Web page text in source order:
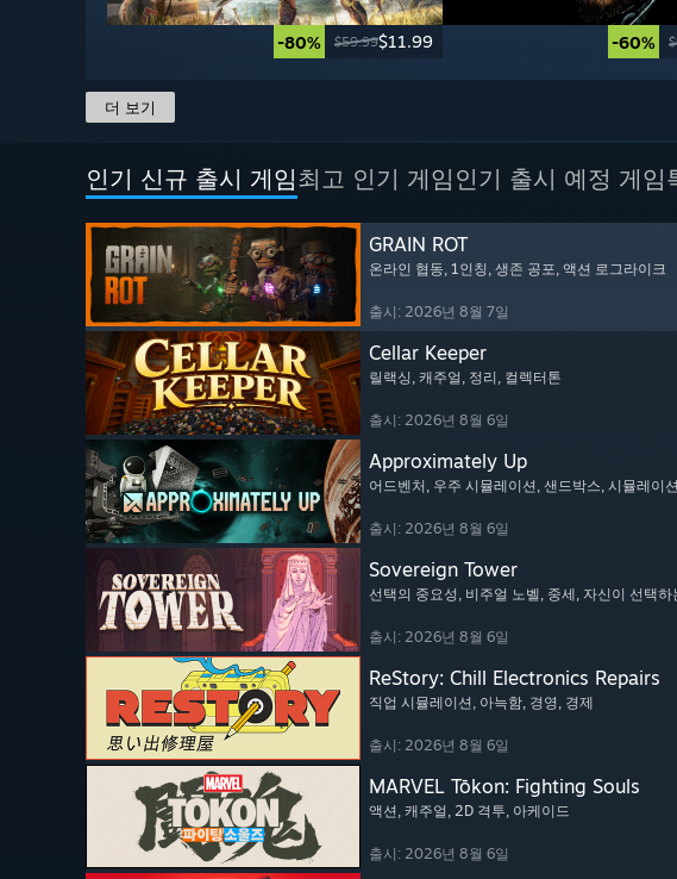
-80% $59.99$11.99 -60%
더 보기
인기 신규 출시 게임최고 인기 게임 인기 출시 예정 게임
GRAIN ROT
온라인 협동, 1인칭, 생존 공포, 액션 로그라이크
출시: 2026년 8월 7일
Cellar Keeper
릴랙싱, 캐주얼, 정리 , 컬렉터톤
출시: 2026년 8월 6일
Approximately Up
어드벤처 , 우주 시뮬레이션, 샌드박스, 시뮬레이션
출시: 2026년 8월 6일
Sovereign Tower
선택의 중요성, 비주얼 노벨, 중세, 자신이 선택하
출시: 2026년 8월 6일
ReStory: Chill Electronics Repairs
직업 시뮬레이션, 아늑함, 경영, 경제
출시: 2026년 8월 6일
MARVEL Tōkon: Fighting Souls
액션 , 캐주얼 , 2D 격투, 아케이드
출시: 2026년 8월 6일